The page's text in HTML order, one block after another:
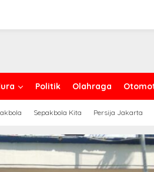
Politik Olahraga
Sepakbola Kita Persija Jakarta